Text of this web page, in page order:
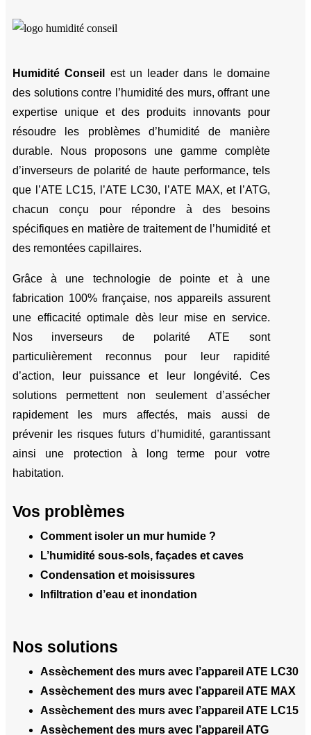
Humidité Conseil
est un leader dans le domaine
des solutions contre l’humidité des murs, offrant une
expertise unique et des produits innovants pour
résoudre les problèmes d’humidité de manière
durable. Nous proposons une gamme complète
d’inverseurs de polarité de haute performance, tels
que l’ATE LC15, l’ATE LC30, l’ATE MAX, et l’ATG,
chacun conçu pour répondre à des besoins
spécifiques en matière de traitement de l’humidité et
des remontées capillaires.
Grâce à une technologie de pointe et à une
fabrication 100% française, nos appareils assurent
une efficacité optimale dès leur mise en service.
Nos inverseurs de polarité ATE sont
particulièrement reconnus pour leur rapidité
d’action, leur puissance et leur longévité. Ces
solutions permettent non seulement d’assécher
rapidement les murs affectés, mais aussi de
prévenir les risques futurs d’humidité, garantissant
ainsi une protection à long terme pour votre
habitation.
Vos problèmes
Comment isoler un mur humide ?
L’humidité sous-sols, façades et caves
Condensation et moisissures
Infiltration d’eau et inondation
Nos solutions
Assèchement des murs avec l’appareil ATE LC30
Assèchement des murs avec l’appareil ATE MAX
Assèchement des murs avec l’appareil ATE LC15
Assèchement des murs avec l’appareil ATG